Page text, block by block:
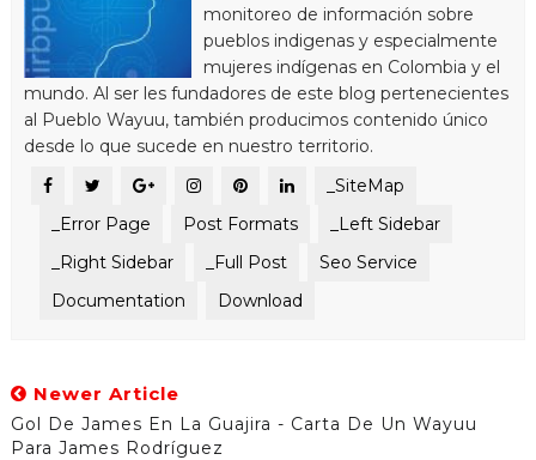
monitoreo de información sobre
pueblos indigenas y especialmente
mujeres indígenas en Colombia y el
mundo. Al ser les fundadores de este blog pertenecientes
al Pueblo Wayuu, también producimos contenido único
desde lo que sucede en nuestro territorio.
_SiteMap
_Error Page
Post Formats
_Left Sidebar
_Right Sidebar
_Full Post
Seo Service
Documentation
Download
Newer Article
Gol De James En La Guajira - Carta De Un Wayuu
Para James Rodríguez